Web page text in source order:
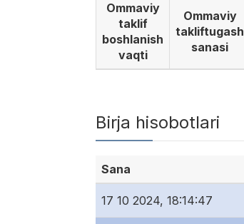
Ommaviy
taklif
boshlanish
vaqti
Ommaviy
takliftugash
sanasi
Birja hisobotlari
Sana
17 10 2024, 18:14:47